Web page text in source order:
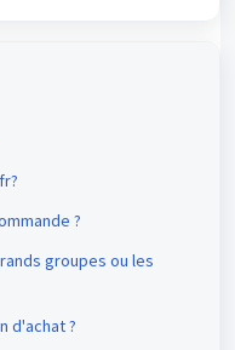
?
groupes ou les
d'achat ?